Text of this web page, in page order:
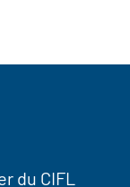
du CIFL